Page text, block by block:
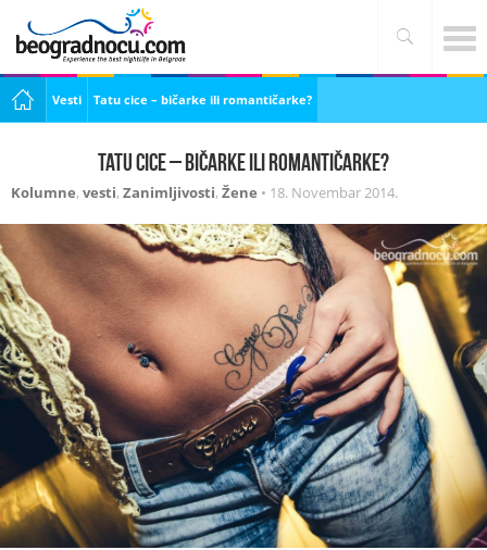
Vesti Tatu cice – bičarke ili romantičarke?
Tatu cice – bičarke ili romantičarke?
Kolumne, vesti, Zanimljivosti, Žene • 18. Novembar 2014.